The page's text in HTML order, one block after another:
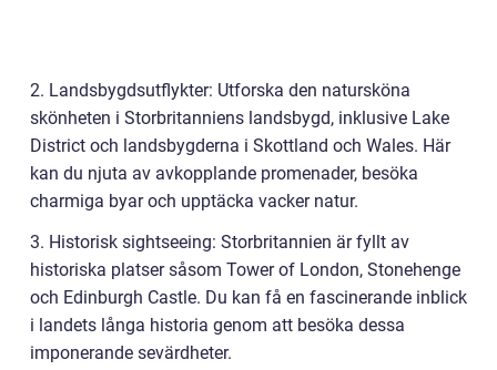
2. Landsbygdsutflykter: Utforska den natursköna
skönheten i Storbritanniens landsbygd, inklusive Lake
District och landsbygderna i Skottland och Wales. Här
kan du njuta av avkopplande promenader, besöka
charmiga byar och upptäcka vacker natur.
3. Historisk sightseeing: Storbritannien är fyllt av
historiska platser såsom Tower of London, Stonehenge
och Edinburgh Castle. Du kan få en fascinerande inblick
i landets långa historia genom att besöka dessa
imponerande sevärdheter.